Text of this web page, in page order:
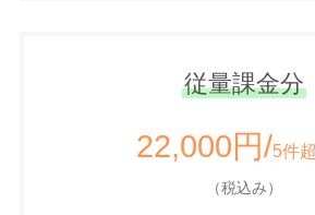
従量課金分
22,000円/5件
（税込み）